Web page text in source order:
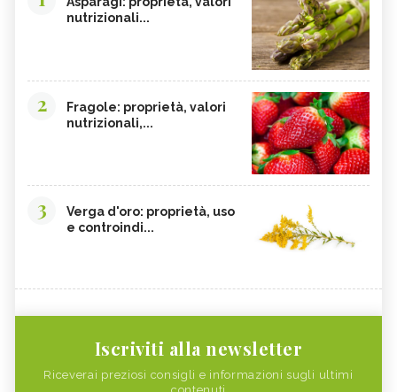
nutrizionali...
2
Fragole: proprietà, valori
nutrizionali,...
3
Verga d'oro: proprietà, uso
e controindi...
Iscriviti alla newsletter
Riceverai preziosi consigli e informazioni sugli ultimi